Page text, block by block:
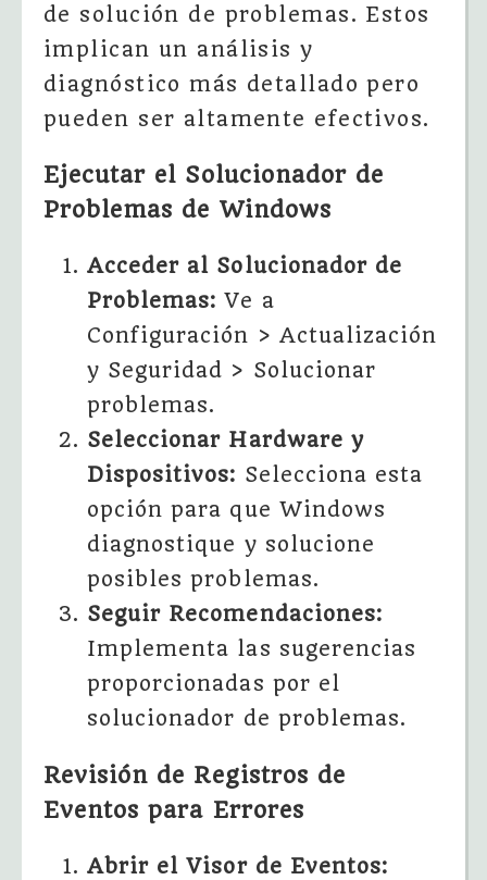
de solución de problemas. Estos
implican un análisis y
diagnóstico más detallado pero
pueden ser altamente efectivos.
Ejecutar el Solucionador de
Problemas de Windows
Acceder al Solucionador de
Problemas: Ve a
Configuración > Actualización
y Seguridad > Solucionar
problemas.
Seleccionar Hardware y
Dispositivos: Selecciona esta
opción para que Windows
diagnostique y solucione
posibles problemas.
Seguir Recomendaciones:
Implementa las sugerencias
proporcionadas por el
solucionador de problemas.
Revisión de Registros de
Eventos para Errores
Abrir el Visor de Eventos: